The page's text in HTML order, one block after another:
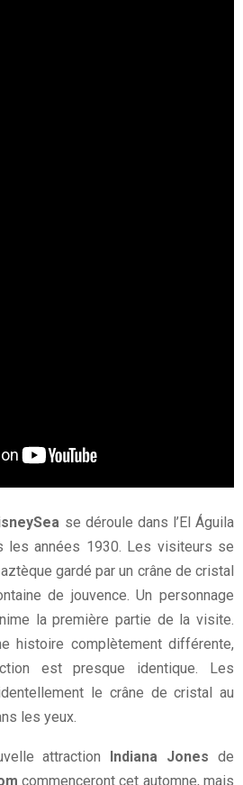
se déroule dans l’El Águila
les années 1930. Les visiteurs se
gardé par un crâne de cristal
de jouvence. Un personnage
la première partie de la visite.
histoire complètement différente,
est presque identique. Les
le crâne de cristal au
les yeux.
attraction Indiana Jones de
commenceront cet automne, mais